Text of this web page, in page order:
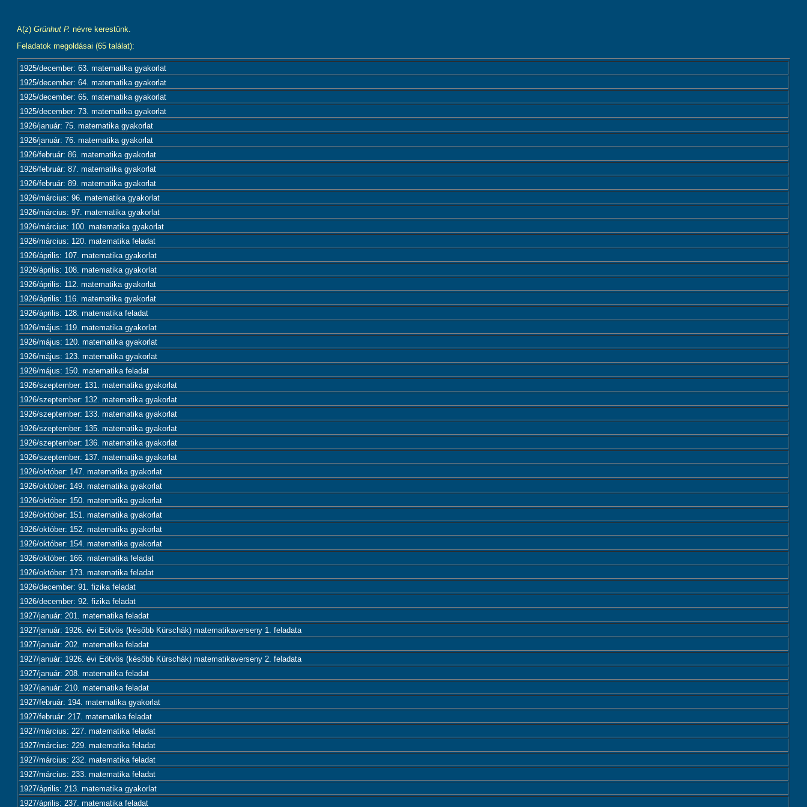
A(z) Grünhut P. névre kerestünk.
Feladatok megoldásai (65 találat):
1925/december: 63. matematika gyakorlat
1925/december: 64. matematika gyakorlat
1925/december: 65. matematika gyakorlat
1925/december: 73. matematika gyakorlat
1926/január: 75. matematika gyakorlat
1926/január: 76. matematika gyakorlat
1926/február: 86. matematika gyakorlat
1926/február: 87. matematika gyakorlat
1926/február: 89. matematika gyakorlat
1926/március: 96. matematika gyakorlat
1926/március: 97. matematika gyakorlat
1926/március: 100. matematika gyakorlat
1926/március: 120. matematika feladat
1926/április: 107. matematika gyakorlat
1926/április: 108. matematika gyakorlat
1926/április: 112. matematika gyakorlat
1926/április: 116. matematika gyakorlat
1926/április: 128. matematika feladat
1926/május: 119. matematika gyakorlat
1926/május: 120. matematika gyakorlat
1926/május: 123. matematika gyakorlat
1926/május: 150. matematika feladat
1926/szeptember: 131. matematika gyakorlat
1926/szeptember: 132. matematika gyakorlat
1926/szeptember: 133. matematika gyakorlat
1926/szeptember: 135. matematika gyakorlat
1926/szeptember: 136. matematika gyakorlat
1926/szeptember: 137. matematika gyakorlat
1926/október: 147. matematika gyakorlat
1926/október: 149. matematika gyakorlat
1926/október: 150. matematika gyakorlat
1926/október: 151. matematika gyakorlat
1926/október: 152. matematika gyakorlat
1926/október: 154. matematika gyakorlat
1926/október: 166. matematika feladat
1926/október: 173. matematika feladat
1926/december: 91. fizika feladat
1926/december: 92. fizika feladat
1927/január: 201. matematika feladat
1927/január: 1926. évi Eötvös (később Kürschák) matematikaverseny 1. feladata
1927/január: 202. matematika feladat
1927/január: 1926. évi Eötvös (később Kürschák) matematikaverseny 2. feladata
1927/január: 208. matematika feladat
1927/január: 210. matematika feladat
1927/február: 194. matematika gyakorlat
1927/február: 217. matematika feladat
1927/március: 227. matematika feladat
1927/március: 229. matematika feladat
1927/március: 232. matematika feladat
1927/március: 233. matematika feladat
1927/április: 213. matematika gyakorlat
1927/április: 237. matematika feladat